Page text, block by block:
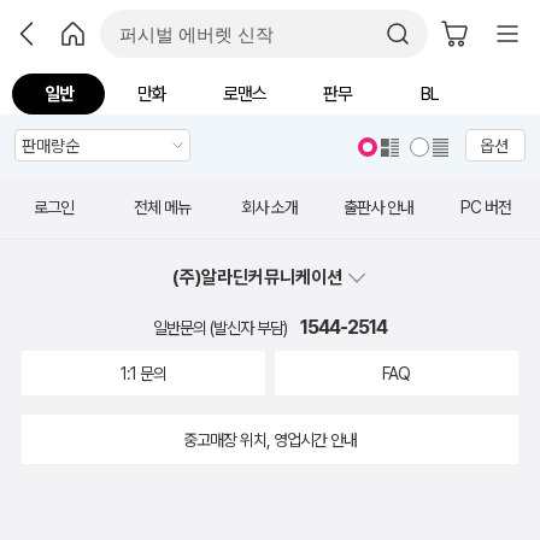
일반 만화 로맨스 판무 BL
옵션
로그인 전체 메뉴 회사 소개 출판사 안내 PC 버전
(주)알라딘커뮤니케이션
일반문의 (발신자 부담) 1544-2514
1:1 문의 FAQ
중고매장 위치, 영업시간 안내